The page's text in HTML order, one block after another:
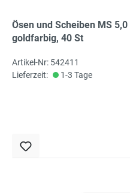
Ösen und Scheiben MS 5,0
goldfarbig, 40 St
Artikel-Nr: 542411
Lieferzeit:
1-3 Tage